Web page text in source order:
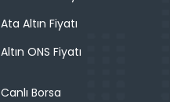
Ata Altın Fiyatı
Altın ONS Fiyatı
Canlı Borsa